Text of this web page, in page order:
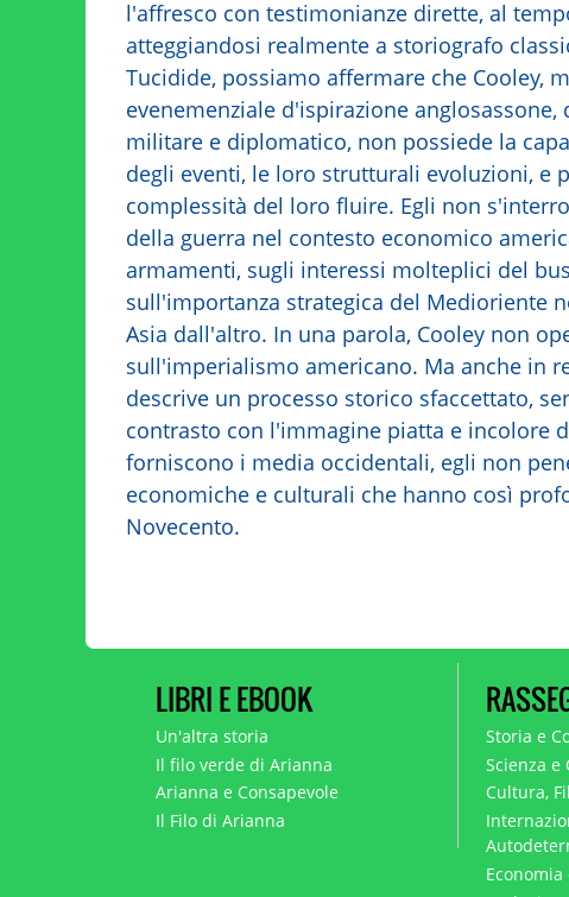
l'affresco con testimonianze dirette, al
atteggiandosi realmente a storiografo
Tucidide, possiamo affermare che Cooley,
evenemenziale d'ispirazione
militare e diplomatico, non possiede la
degli eventi, le loro strutturali evoluzioni, e
complessità del loro fluire. Egli non
della guerra nel contesto economico
armamenti, sugli interessi molteplici del
sull'importanza strategica del Medioriente
Asia dall'altro. In una parola, Cooley non
sull'imperialismo americano. Ma anche in
descrive un processo storico sfaccettato,
contrasto con l'immagine piatta e incolore
forniscono i media occidentali, egli non
economiche e culturali che hanno così
Novecento.
LIBRI E EBOOK
Un'altra storia
Il filo verde di Arianna
Arianna e Consapevole
Il Filo di Arianna
Storia e
Scienza e
Cultura,
Economia